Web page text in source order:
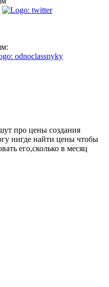
про цены создания
нигде найти цены чтобы
его,сколько в месяц